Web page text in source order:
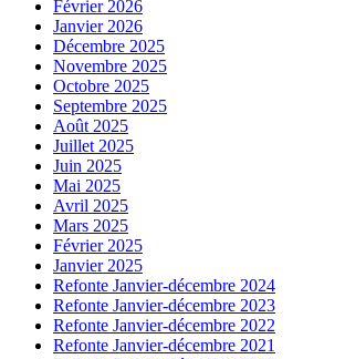
Février 2026
Janvier 2026
Décembre 2025
Novembre 2025
Octobre 2025
Septembre 2025
Août 2025
Juillet 2025
Juin 2025
Mai 2025
Avril 2025
Mars 2025
Février 2025
Janvier 2025
Refonte Janvier-décembre 2024
Refonte Janvier-décembre 2023
Refonte Janvier-décembre 2022
Refonte Janvier-décembre 2021